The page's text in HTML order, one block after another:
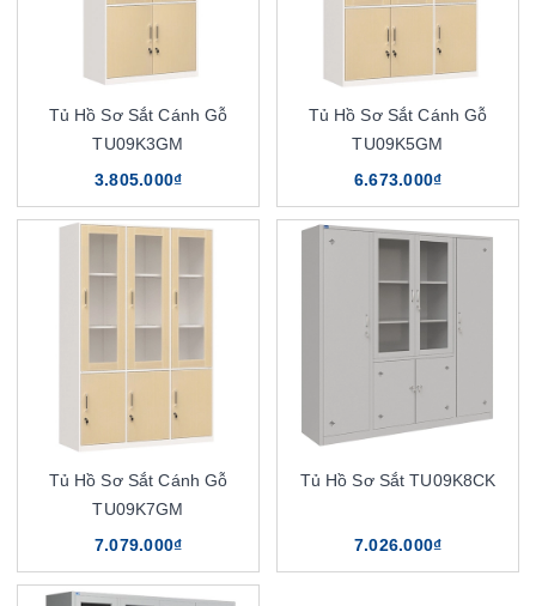
Tủ Hồ Sơ Sắt Cánh Gỗ
TU09K3GM
3.805.000₫
Tủ Hồ Sơ Sắt Cánh Gỗ
TU09K5GM
6.673.000₫
Tủ Hồ Sơ Sắt Cánh Gỗ
TU09K7GM
7.079.000₫
Tủ Hồ Sơ Sắt TU09K8CK
7.026.000₫